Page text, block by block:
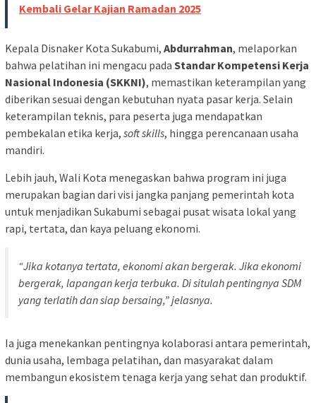
Kembali Gelar Kajian Ramadan 2025
Kepala Disnaker Kota Sukabumi, Abdurrahman, melaporkan
bahwa pelatihan ini mengacu pada Standar Kompetensi Kerja
Nasional Indonesia (SKKNI), memastikan keterampilan yang
diberikan sesuai dengan kebutuhan nyata pasar kerja. Selain
keterampilan teknis, para peserta juga mendapatkan
pembekalan etika kerja, soft skills, hingga perencanaan usaha
mandiri.
Lebih jauh, Wali Kota menegaskan bahwa program ini juga
merupakan bagian dari visi jangka panjang pemerintah kota
untuk menjadikan Sukabumi sebagai pusat wisata lokal yang
rapi, tertata, dan kaya peluang ekonomi.
“Jika kotanya tertata, ekonomi akan bergerak. Jika ekonomi
bergerak, lapangan kerja terbuka. Di situlah pentingnya SDM
yang terlatih dan siap bersaing,” jelasnya.
Ia juga menekankan pentingnya kolaborasi antara pemerintah,
dunia usaha, lembaga pelatihan, dan masyarakat dalam
membangun ekosistem tenaga kerja yang sehat dan produktif.